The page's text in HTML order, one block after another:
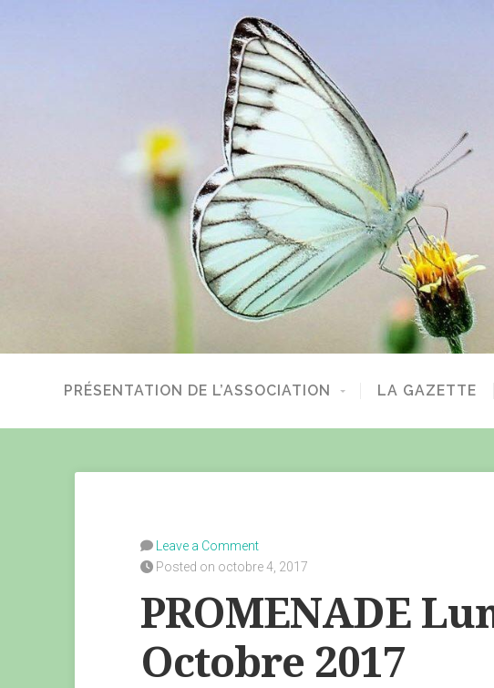
PRÉSENTATION DE L’ASSOCIATION LA GAZETTE
Leave a Comment
Posted on octobre 4, 2017
PROMENADE
Octobre 2017